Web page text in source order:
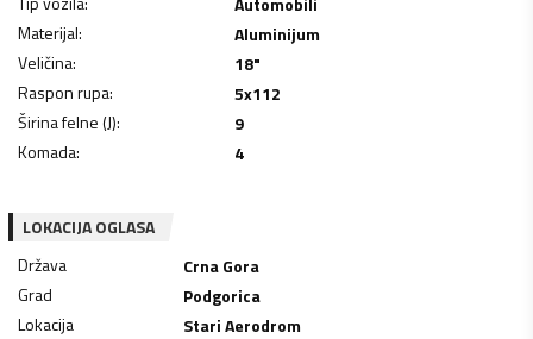
Materijal:
Aluminijum
Veličina:
18"
Raspon rupa:
5x112
Širina felne (J):
9
Komada: 4
LOKACIJA OGLASA
Država
Crna Gora
Grad
Podgorica
Lokacija
Stari Aerodrom